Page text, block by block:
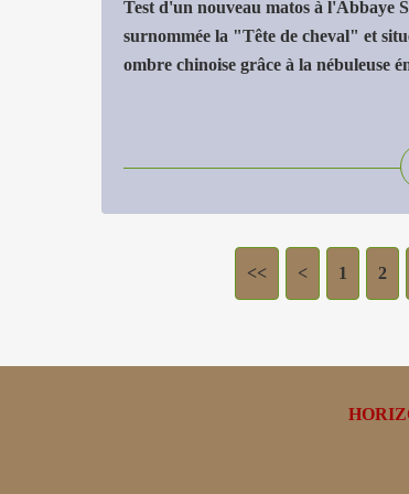
Test d'un nouveau matos à l'Abbaye
surnommée la "Tête de cheval" et
ombre chinoise grâce à la nébuleuse
<< < 1 2